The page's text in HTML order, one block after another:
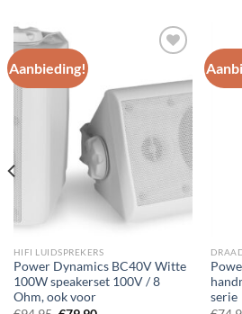
Aanbieding!
Toevoegen
aan
wenslijst
HIFI LUIDSPREKERS
Power Dynamics BC40V Witte
100W speakerset 100V / 8
Ohm, ook voor
serie